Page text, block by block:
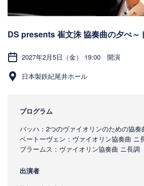
DS presents 崔文洙 協奏曲の夕べ～
2027年2月5日（金） 19:00 開演
日本製鉄紀尾井ホール
プログラム
バッハ：2つのヴァイオリンのための協奏
ベートーヴェン：ヴァイオリン協奏曲 ニ
ブラームス：ヴァイオリン協奏曲 ニ長調
出演者